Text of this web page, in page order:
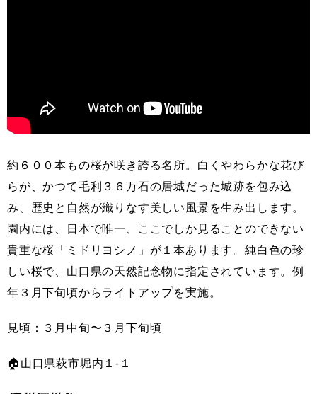
約６００本もの桜が咲き誇る名所。白くやわらかな花び
らが、かつて毛利３６万石の居城だった城跡を包み込
み、歴史と自然が織りなす美しい風景を生み出します。
園内には、日本で唯一、ここでしか見ることのできない
貴重な桜「ミドリヨシノ」が１本あります。純白色の珍
しい桜で、山口県の天然記念物に指定されています。例
年３月下旬頃からライトアップを実施。
見頃：３月中旬〜３月下旬頃
🏠山口県萩市堀内１-１